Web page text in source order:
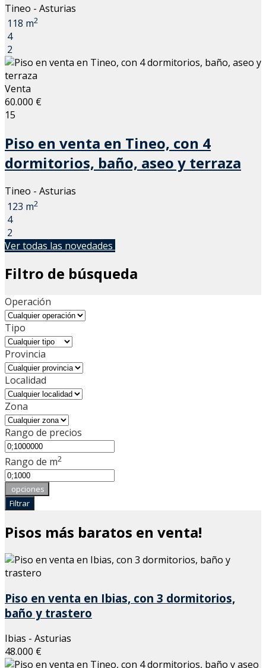
Tineo - Asturias
118 m2
4
2
Venta
60.000 €
15
Piso en venta en Tineo, con 4
dormitorios, baño, aseo y terraza
Tineo - Asturias
123 m2
4
2
Ver todas las novedades
Filtro de búsqueda
Operación
Tipo
Provincia
Localidad
Zona
Rango de precios
Rango de m2
opciones
Filtrar
Pisos más baratos en venta!
Piso en venta en Ibias, con 3 dormitorios,
baño y trastero
Ibias - Asturias
48.000 €